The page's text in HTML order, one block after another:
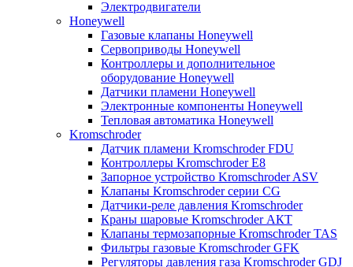
Электродвигатели
Honeywell
Газовые клапаны Honeywell
Сервоприводы Honeywell
Контроллеры и дополнительное
оборудование Honeywell
Датчики пламени Honeywell
Электронные компоненты Honeywell
Тепловая автоматика Honeywell
Kromschroder
Датчик пламени Kromschroder FDU
Контроллеры Kromschroder E8
Запорное устройство Kromschroder ASV
Клапаны Kromschroder серии CG
Датчики-реле давления Kromschroder
Краны шаровые Kromschroder АКТ
Клапаны термозапорные Kromschroder TAS
Фильтры газовые Kromschroder GFK
Регуляторы давления газа Kromschroder GDJ